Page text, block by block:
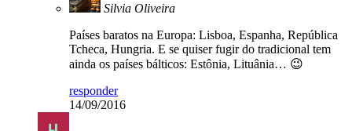
Silvia Oliveira
Países baratos na Europa: Lisboa, Espanha, República
Tcheca, Hungria. E se quiser fugir do tradicional tem
ainda os países bálticos: Estônia, Lituânia… 😉
responder
14/09/2016